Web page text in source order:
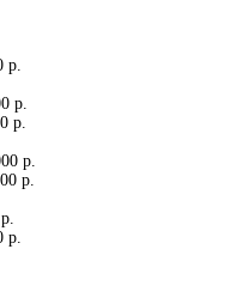
р.
р.
р.
р.
р.
р.